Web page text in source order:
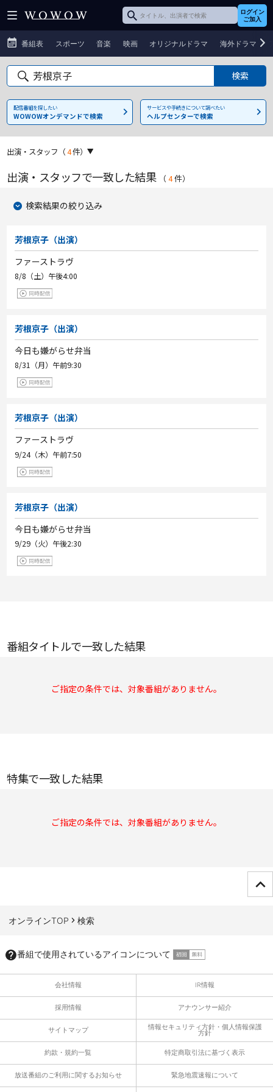
ログイン
ご加入
番組表 スポーツ 音楽 映画 オリジナルドラマ 海外ドラマ
配信番組を探したい
WOWOWオンデマンドで検索
サービスや手続きについて調べたい
ヘルプセンターで検索
出演・スタッフ （4件）
出演・スタッフで一致した結果 （ 4件）
検索結果の絞り込み
芳根京子（出演）
ファーストラヴ
8/8（土） 午後4:00
芳根京子（出演）
今日も嫌がらせ弁当
8/31（月） 午前9:30
芳根京子（出演）
ファーストラヴ
9/24（木） 午前7:50
芳根京子（出演）
今日も嫌がらせ弁当
9/29（火） 午後2:30
番組タイトルで一致した結果
ご指定の条件では、対象番組がありません。
特集で一致した結果
ご指定の条件では、対象番組がありません。
オンラインTOP
検索
番組で使用されているアイコンについて
会社情報 IR情報
採用情報 アナウンサー紹介
サイトマップ 情報セキュリティ方針・個人情報保護
方針
約款・規約一覧 特定商取引法に基づく表示
放送番組のご利用に関するお知らせ 緊急地震速報について